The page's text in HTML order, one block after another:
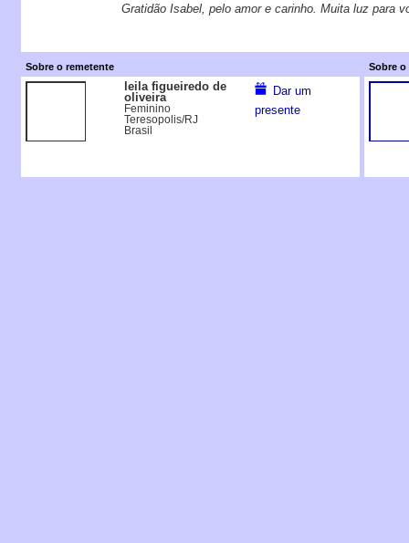
Gratidão Isabel, pelo amor e carinho. Muita luz para
Sobre o remetente
leila figueiredo de
oliveira
Feminino
Teresopolis/RJ
Brasil
Dar um
presente
Sobre